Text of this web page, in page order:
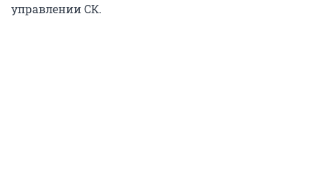
управлении СК.